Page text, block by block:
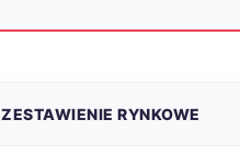
ZESTAWIENIE RYNKOWE